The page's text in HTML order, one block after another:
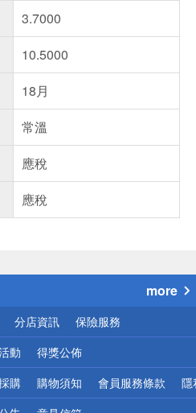
3.7000
10.5000
18月
常溫
應稅
應稅
心！
more
分店資訊 保險服務
動 得獎公佈
購 購物須知 會員服務條款 隱